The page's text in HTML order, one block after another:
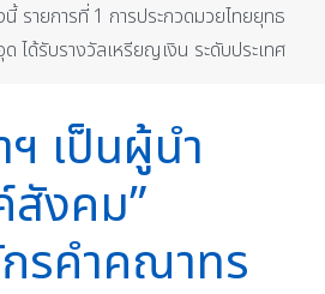
รายการที่ 1 การประกวดมวยไทยยุทธ
ได้รับรางวัลเหรียญเงิน ระดับประเทศ
เป็นผู้นำ
สังคม”
กรคำคณาทร